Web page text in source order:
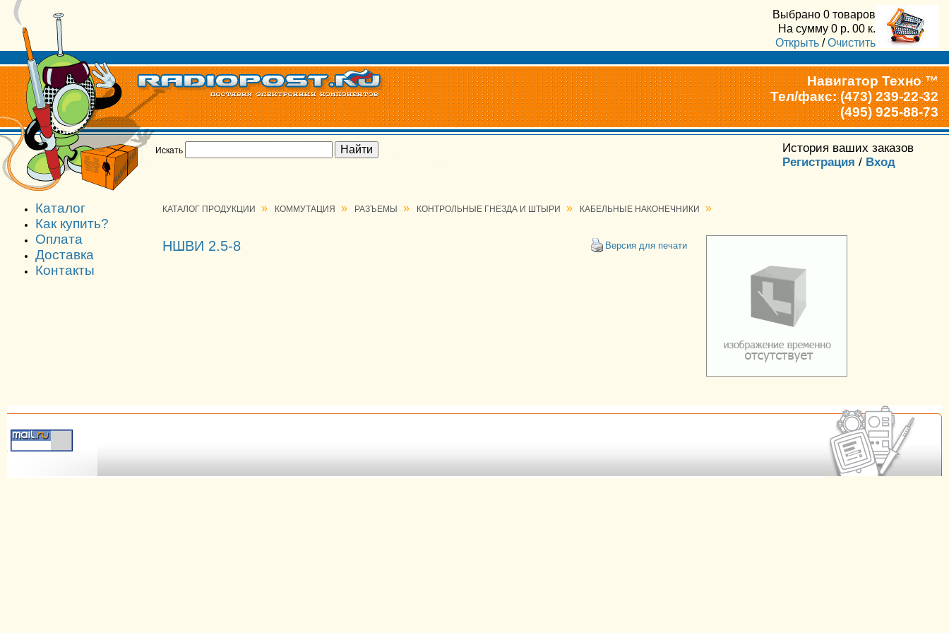
Выбрано 0 товаров
На сумму 0 р. 00 к.
Открыть /Очистить
Навигатор Техно ™
Тел/факс: (473) 239-22-32
(495) 925-88-73
Искать
История ваших заказов
Регистрация / Вход
Каталог
Как купить?
Оплата
Доставка
Контакты
КАТАЛОГ ПРОДУКЦИИ » КОММУТАЦИЯ » РАЗЪЕМЫ » КОНТРОЛЬНЫЕ ГНЕЗДА И ШТЫРИ » КАБЕЛЬНЫЕ НАКОНЕЧНИКИ »
НШВИ 2.5-8 Версия для печати